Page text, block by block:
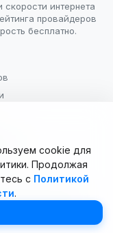
интернета
провайдеров
бесплатно.
В.В.). Все права
cookie для
Продолжая
с Политикой
.